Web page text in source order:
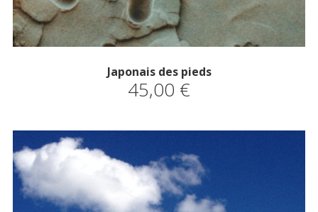
Japonais des pieds
45,00 €